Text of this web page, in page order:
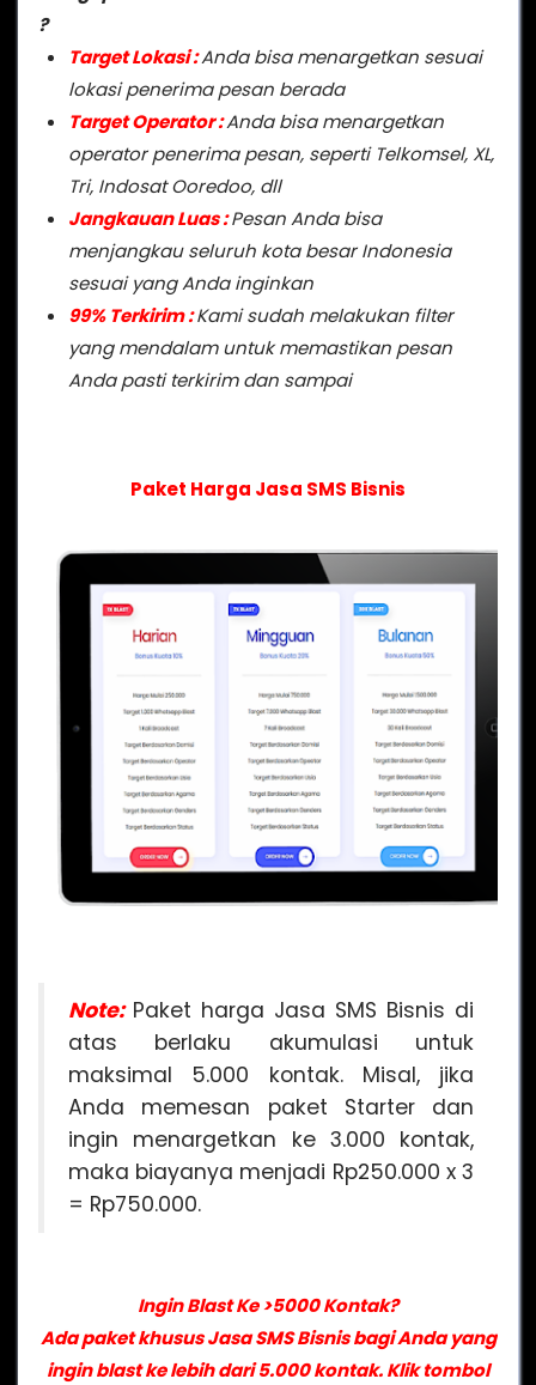
?
Target Lokasi :Anda bisa menargetkan sesuai
lokasi penerima pesan berada
Target Operator :Anda bisa menargetkan
operator penerima pesan, seperti Telkomsel, XL,
Tri, Indosat Ooredoo, dll
Jangkauan Luas :Pesan Anda bisa
menjangkau seluruh kota besar Indonesia
sesuai yang Anda inginkan
99% Terkirim :Kami sudah melakukan filter
yang mendalam untuk memastikan pesan
Anda pasti terkirim dan sampai
Paket Harga Jasa SMS Bisnis
Note: Paket harga Jasa SMS Bisnis di
atas berlaku akumulasi untuk
maksimal 5.000 kontak. Misal, jika
Anda memesan paket Starter dan
ingin menargetkan ke 3.000 kontak,
maka biayanya menjadi Rp250.000 x 3
= Rp750.000.
Ingin Blast Ke >5000 Kontak?
Ada paket khusus Jasa SMS Bisnis bagi Anda yang
ingin blast ke lebih dari 5.000 kontak. Klik tombol